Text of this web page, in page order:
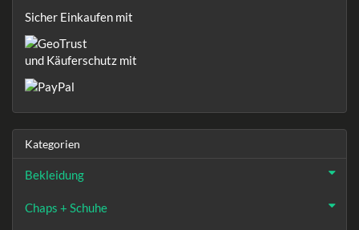
Sicher Einkaufen mit
und Käuferschutz mit
Kategorien
Bekleidung
Chaps + Schuhe